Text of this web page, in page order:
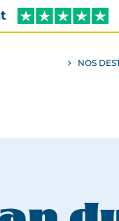
NOS
ALLER